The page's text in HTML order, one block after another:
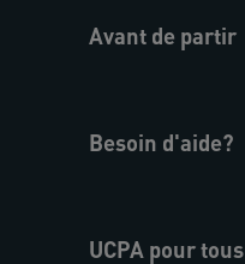
Avant de partir
Besoin d'aide?
UCPA pour tous